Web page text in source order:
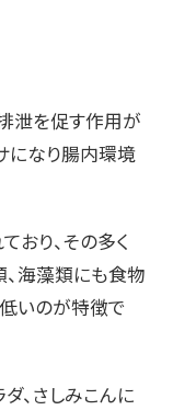
泄を促す作用が
になり腸内環境
り、その多く
、海藻類にも食物
いのが特徴で
、さしみこんに